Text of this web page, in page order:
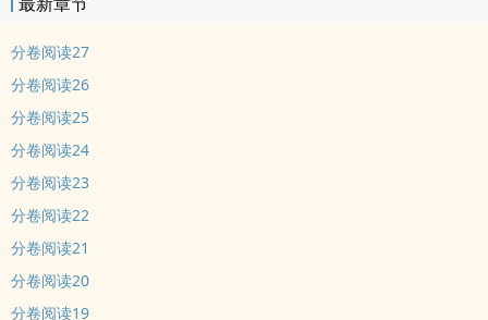
分卷阅读27
分卷阅读26
分卷阅读25
分卷阅读24
分卷阅读23
分卷阅读22
分卷阅读21
分卷阅读20
分卷阅读19